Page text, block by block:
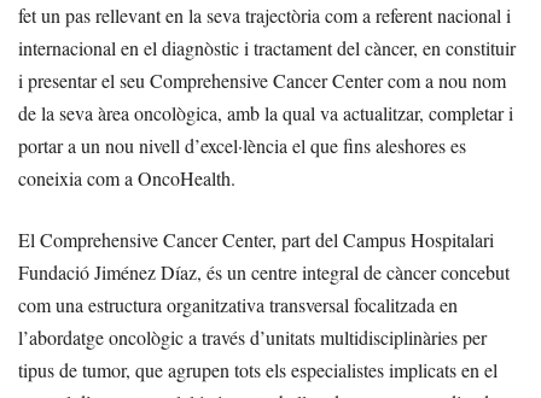
fet un pas rellevant en la seva trajectòria com a referent nacional i
internacional en el diagnòstic i tractament del càncer, en constituir
i presentar el seu Comprehensive Cancer Center com a nou nom
de la seva àrea oncològica, amb la qual va actualitzar, completar i
portar a un nou nivell d’excel·lència el que fins aleshores es
coneixia com a OncoHealth.
El Comprehensive Cancer Center, part del Campus Hospitalari
Fundació Jiménez Díaz, és un centre integral de càncer concebut
com una estructura organitzativa transversal focalitzada en
l’abordatge oncològic a través d’unitats multidisciplinàries per
tipus de tumor, que agrupen tots els especialistes implicats en el